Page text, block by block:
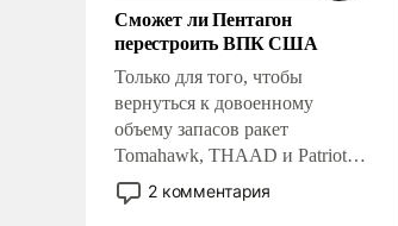
Сможет ли Пентагон
перестроить ВПК США
Только для того, чтобы
вернуться к довоенному
объему запасов ракет
Tomahawk, THAAD и Patriot
США потребуется более трех
лет. Даже небольшая война с
2 комментария